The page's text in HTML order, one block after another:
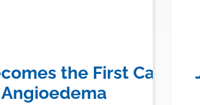
(olezarsen)
the First